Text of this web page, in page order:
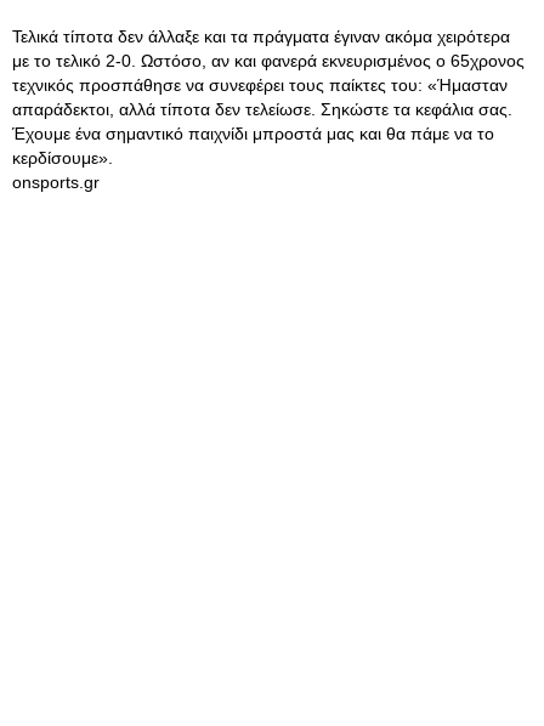
Τελικά τίποτα δεν άλλαξε και τα πράγματα έγιναν ακόμα χειρότερα
με το τελικό 2-0. Ωστόσο, αν και φανερά εκνευρισμένος ο 65χρονος
τεχνικός προσπάθησε να συνεφέρει τους παίκτες του: «Ήμασταν
απαράδεκτοι, αλλά τίποτα δεν τελείωσε. Σηκώστε τα κεφάλια σας.
Έχουμε ένα σημαντικό παιχνίδι μπροστά μας και θα πάμε να το
κερδίσουμε».
onsports.gr